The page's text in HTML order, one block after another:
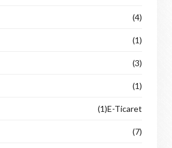
(4)
(1)
(3)
(1)
E-Ticaret
(1)
(7)